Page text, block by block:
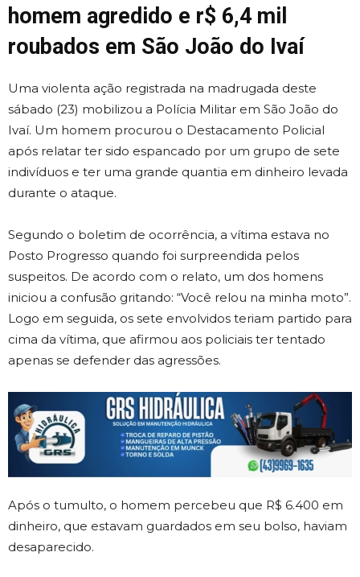
homem agredido e r$ 6,4 mil
roubados em São João do Ivaí
Uma violenta ação registrada na madrugada deste
sábado (23) mobilizou a Polícia Militar em São João do
Ivaí. Um homem procurou o Destacamento Policial
após relatar ter sido espancado por um grupo de sete
indivíduos e ter uma grande quantia em dinheiro levada
durante o ataque.
Segundo o boletim de ocorrência, a vítima estava no
Posto Progresso quando foi surpreendida pelos
suspeitos. De acordo com o relato, um dos homens
iniciou a confusão gritando: “Você relou na minha moto”.
Logo em seguida, os sete envolvidos teriam partido para
cima da vítima, que afirmou aos policiais ter tentado
apenas se defender das agressões.
Após o tumulto, o homem percebeu que R$ 6.400 em
dinheiro, que estavam guardados em seu bolso, haviam
desaparecido.